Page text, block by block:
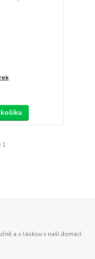
1
a s láskou v naší domácí